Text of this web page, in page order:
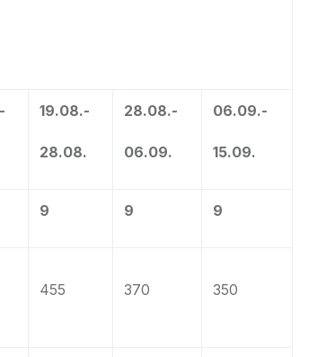
19.08.-
28.08.
28.08.-
06.09.
06.09.-
15.09.
9 9 9
455 370 350